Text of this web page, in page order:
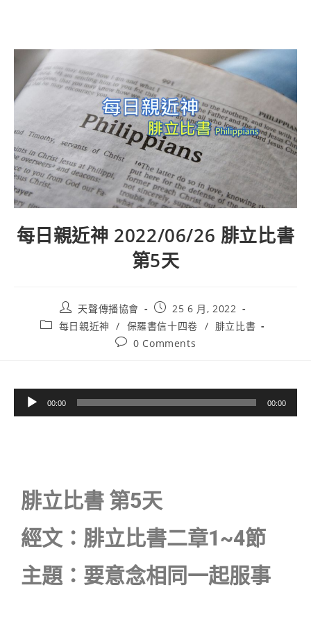
每日親近神 2022/06/26 腓立比書
第5天
天聲傳播協會
25 6 月, 2022
每日親近神
/ 保羅書信十四卷 / 腓立比書
0 Comments
訊
00:00 00:00
腓立比書 第5天
經文：腓立比書二章1~4節
主題：要意念相同一起服事